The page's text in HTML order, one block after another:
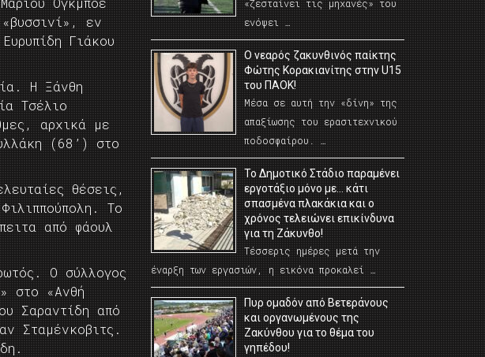
εν
Γιάκου
Η Ξάνθη
Τσέλιο
αρχικά με
(68’) στο
θέσεις,
Το
από φάουλ
Ο σύλλογος
στο «Ανθή
Σαραντίδη από
Σταμένκοβιτς.
«ζεσταίνει τις μηχανές» του
ενόψει …
O νεαρός ζακυνθινός παίκτης
Φώτης Κορακιανίτης στην U15
του ΠΑΟΚ!
Μέσα σε αυτή την «δίνη» της
απαξίωσης του ερασιτεχνικού
ποδοσφαίρου. …
Το Δημοτικό Στάδιο παραμένει
εργοτάξιο μόνο με… κάτι
σπασμένα πλακάκια και ο
χρόνος τελειώνει επικίνδυνα
για τη Ζάκυνθο!
Τέσσερις ημέρες μετά την
έναρξη των εργασιών, η εικόνα προκαλεί …
Πυρ ομαδόν από Βετεράνους
και οργανωμένους της
Ζακύνθου για το θέμα του
γηπέδου!